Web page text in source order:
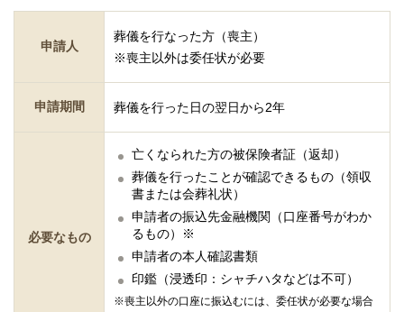
申請人
葬儀を行なった方（喪主）
※喪主以外は委任状が必要
申請期間 葬儀を行った日の翌日から2年
必要なもの
亡くなられた方の被保険者証（返却）
葬儀を行ったことが確認できるもの（領収
書または会葬礼状）
申請者の振込先金融機関（口座番号がわか
るもの）※
申請者の本人確認書類
印鑑（浸透印：シャチハタなどは不可）
※喪主以外の口座に振込むには、委任状が必要な場合